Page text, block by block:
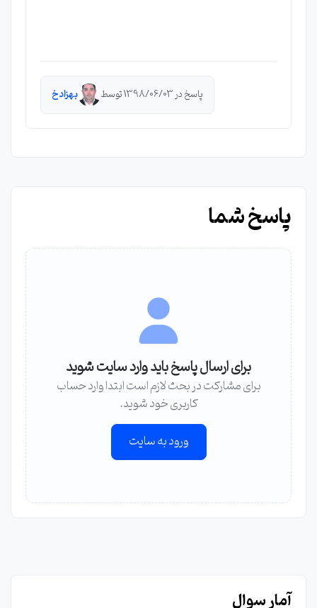
پاسخ در 1398/06/03 توسط بهزاد خ
پاسخ شما
برای ارسال پاسخ باید وارد سایت شوید
برای مشارکت در بحث لازم است ابتدا وارد حساب
کاربری خود شوید.
ورود به سایت
آمار سوال